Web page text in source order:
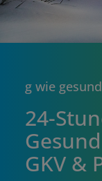
g wie gesund
24-
GKV &